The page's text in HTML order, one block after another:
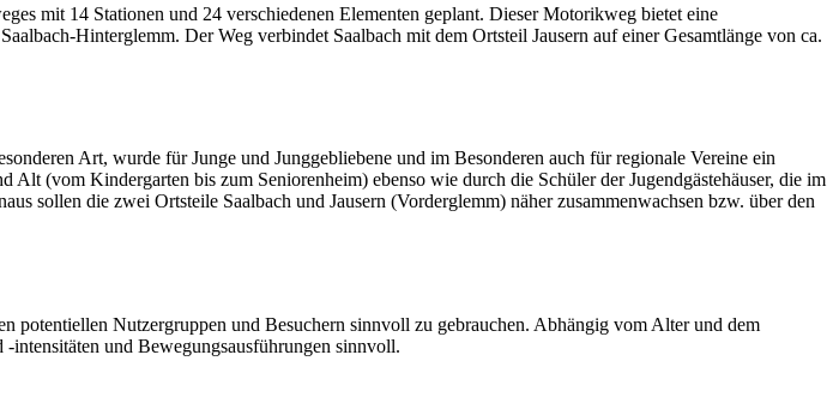
mit 14 Stationen und 24 verschiedenen Elementen geplant. Dieser Motorikweg bietet eine
Hinterglemm. Der Weg verbindet Saalbach mit dem Ortsteil Jausern auf einer Gesamtlänge von ca.
Art, wurde für Junge und Junggebliebene und im Besonderen auch für regionale Vereine ein
(vom Kindergarten bis zum Seniorenheim) ebenso wie durch die Schüler der Jugendgästehäuser, die im
sollen die zwei Ortsteile Saalbach und Jausern (Vorderglemm) näher zusammenwachsen bzw. über den
Nutzergruppen und Besuchern sinnvoll zu gebrauchen. Abhängig vom Alter und dem
intensitäten und Bewegungsausführungen sinnvoll.